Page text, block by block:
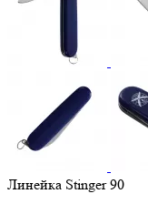
Линейка Stinger 90